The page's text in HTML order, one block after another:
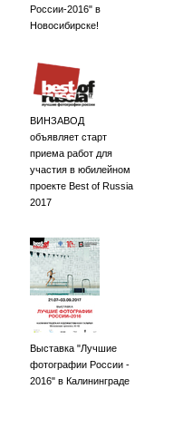
России-2016" в
Новосибирске!
ВИНЗАВОД
объявляет старт
приема работ для
участия в юбилейном
проекте Best of Russia
2017
Выставка "Лучшие
фотографии России -
2016" в Калининграде